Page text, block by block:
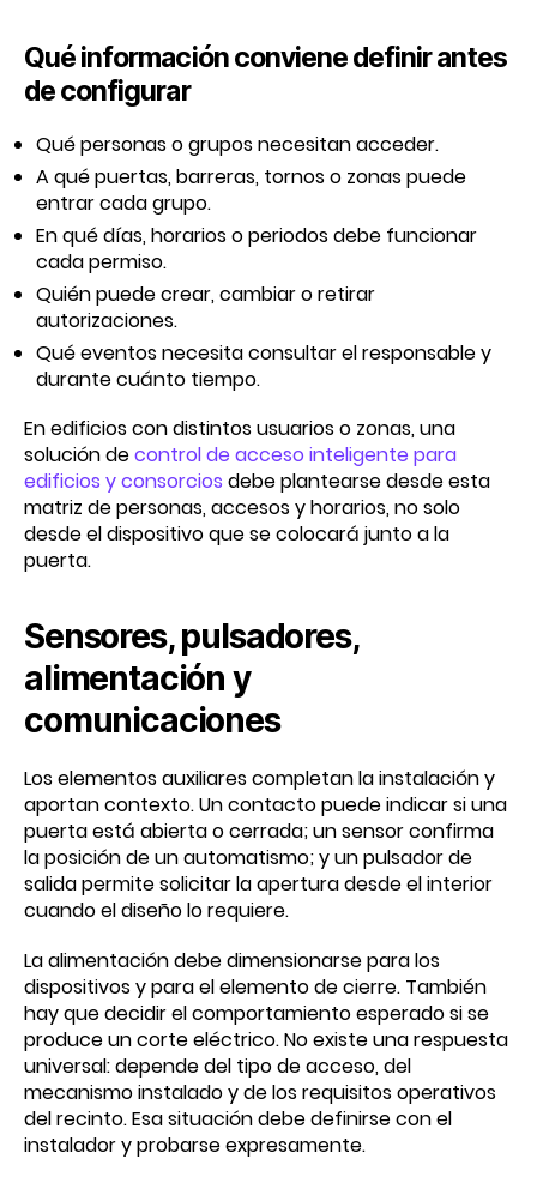
Qué información conviene definir antes
de configurar
Qué personas o grupos necesitan acceder.
A qué puertas, barreras, tornos o zonas puede
entrar cada grupo.
En qué días, horarios o periodos debe funcionar
cada permiso.
Quién puede crear, cambiar o retirar
autorizaciones.
Qué eventos necesita consultar el responsable y
durante cuánto tiempo.
En edificios con distintos usuarios o zonas, una
solución decontrol de acceso inteligente para
edificios y consorcios debe plantearse desde esta
matriz de personas, accesos y horarios, no solo
desde el dispositivo que se colocará junto a la
puerta.
Sensores, pulsadores,
alimentación y
comunicaciones
Los elementos auxiliares completan la instalación y
aportan contexto. Un contacto puede indicar si una
puerta está abierta o cerrada; un sensor confirma
la posición de un automatismo; y un pulsador de
salida permite solicitar la apertura desde el interior
cuando el diseño lo requiere.
La alimentación debe dimensionarse para los
dispositivos y para el elemento de cierre. También
hay que decidir el comportamiento esperado si se
produce un corte eléctrico. No existe una respuesta
universal: depende del tipo de acceso, del
mecanismo instalado y de los requisitos operativos
del recinto. Esa situación debe definirse con el
instalador y probarse expresamente.